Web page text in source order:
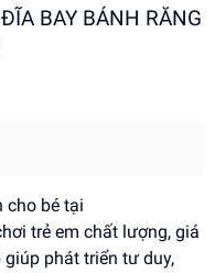
BAY BÁNH RĂNG
cho bé tại
trẻ em chất lượng, giá
phát triển tư duy,